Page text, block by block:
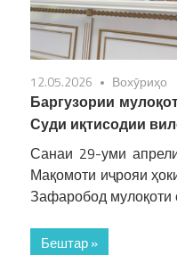
12.05.2026 Вохӯриҳо
Баргузории
Суди иқтисодии
Санаи 29-уми
Мақомоти иҷрояи
Зафаробод мулоқоти
Бештар »